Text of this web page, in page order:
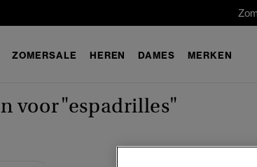
ZOMERSALE HEREN DAMES MERKEN
voor"espadrilles"